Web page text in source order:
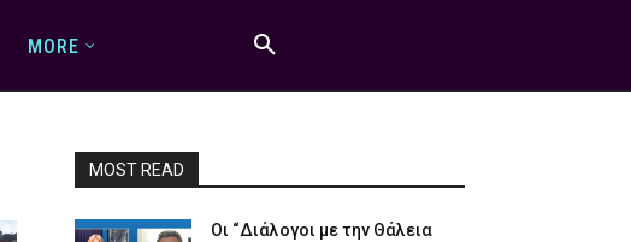
MORE
MOST READ
Οι “Διάλογοι με την Θάλεια